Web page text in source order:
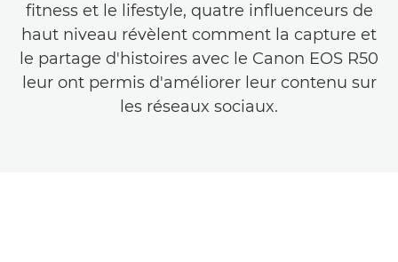
fitness et le lifestyle, quatre influenceurs de
haut niveau révèlent comment la capture et
le partage d'histoires avec le Canon EOS R50
leur ont permis d'améliorer leur contenu sur
les réseaux sociaux.